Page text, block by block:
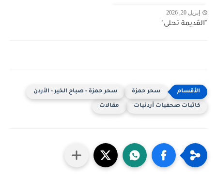
إبريل 20, 2026
"القديمة تحلى"
سحر حمزة سحر حمزة - صباح الخير - الأردن
كاتبات صحفيات أردنيات مقالات